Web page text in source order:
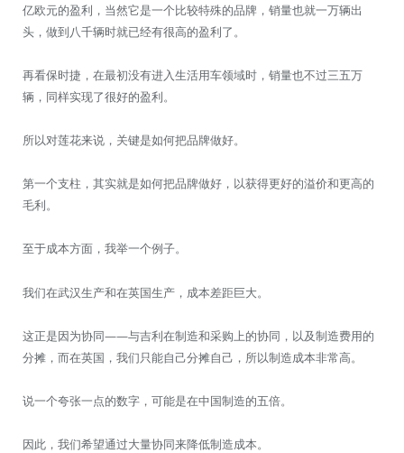
亿欧元的盈利，当然它是一个比较特殊的品牌，销量也就一万辆出
头，做到八千辆时就已经有很高的盈利了。
再看保时捷，在最初没有进入生活用车领域时，销量也不过三五万
辆，同样实现了很好的盈利。
所以对莲花来说，关键是如何把品牌做好。
第一个支柱，其实就是如何把品牌做好，以获得更好的溢价和更高的
毛利。
至于成本方面，我举一个例子。
我们在武汉生产和在英国生产，成本差距巨大。
这正是因为协同——与吉利在制造和采购上的协同，以及制造费用的
分摊，而在英国，我们只能自己分摊自己，所以制造成本非常高。
说一个夸张一点的数字，可能是在中国制造的五倍。
因此，我们希望通过大量协同来降低制造成本。